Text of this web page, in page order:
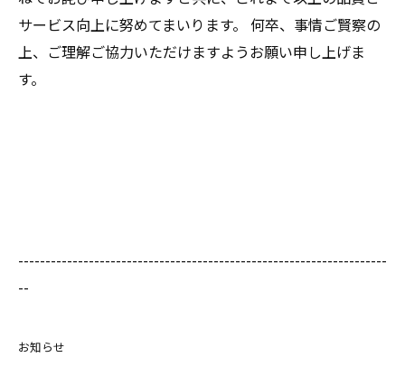
サービス向上に努めてまいります。 何卒、事情ご賢察の
上、ご理解ご協力いただけますようお願い申し上げま
す。
--------------------------------------------------------------------
--
お知らせ